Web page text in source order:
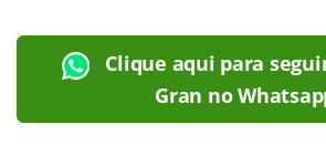
Clique aqui para
Gran no